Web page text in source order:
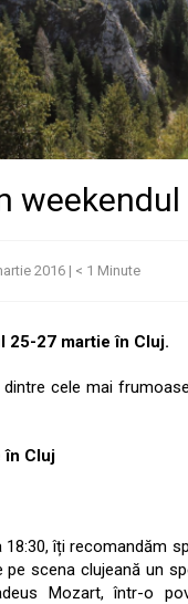
2016 | < 1 Minute
25-27 martie în Cluj.
cele mai
în Cluj
18:30, îți recomandăm
pe scena clujeană un
Mozart, într-o